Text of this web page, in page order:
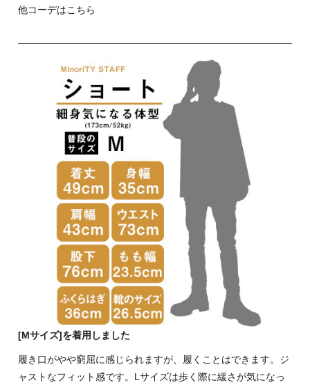
他コーデはこちら
[Mサイズ]を着用しました
履き口がやや窮屈に感じられますが、履くことはできます。ジ
ャストなフィット感です。Lサイズは歩く際に緩さが気になっ